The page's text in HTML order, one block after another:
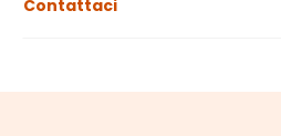
Contattaci